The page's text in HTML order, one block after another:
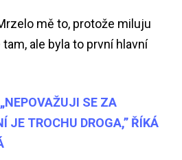
mě to, protože miluju
ale byla to první hlavní
„NEPOVAŽUJI SE ZA
JE TROCHU DROGA,” ŘÍKÁ